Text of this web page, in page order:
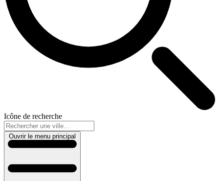
Icône de recherche
Ouvrir le menu principal